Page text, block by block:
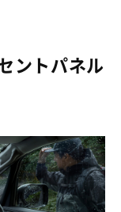
ントパネル